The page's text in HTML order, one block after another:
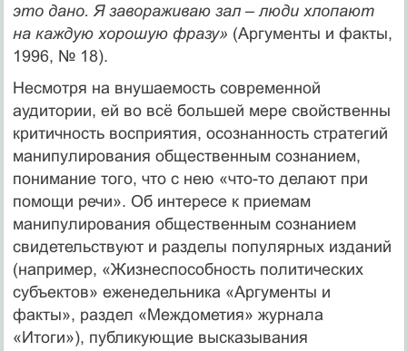
это дано. Я завораживаю зал – люди хлопают
на каждую хорошую фразу» (Аргументы и факты,
1996, № 18).
Несмотря на внушаемость современной
аудитории, ей во всё большей мере свойственны
критичность восприятия, осознанность стратегий
манипулирования общественным сознанием,
понимание того, что с нею «что-то делают при
помощи речи». Об интересе к приемам
манипулирования общественным сознанием
свидетельствуют и разделы популярных изданий
(например, «Жизнеспособность политических
субъектов» еженедельника «Аргументы и
факты», раздел «Междометия» журнала
«Итоги»), публикующие высказывания